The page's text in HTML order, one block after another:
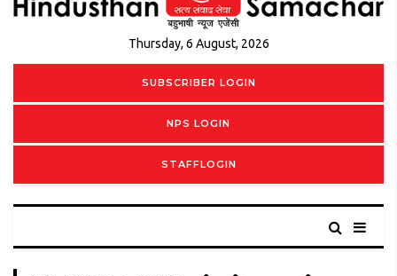
Thursday, 6 August, 2026
SUBSCRIBER LOGIN
NPS LOGIN
STAFFLOGIN